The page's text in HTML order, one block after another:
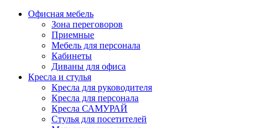
Офисная мебель
Зона переговоров
Приемные
Мебель для персонала
Кабинеты
Диваны для офиса
Кресла и стулья
Кресла для руководителя
Кресла для персонала
Кресла САМУРАЙ
Стулья для посетителей